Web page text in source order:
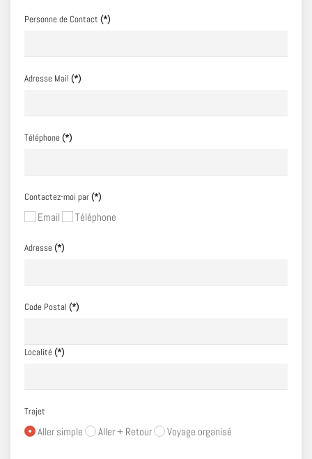
Personne de Contact (*)
Adresse Mail (*)
Téléphone(*)
Contactez-moi par(*)
Email Téléphone
Adresse(*)
Code Postal (*)
Localité(*)
Trajet
Aller simple Aller + Retour Voyage organisé